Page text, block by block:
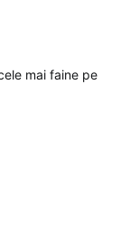
mai faine pe